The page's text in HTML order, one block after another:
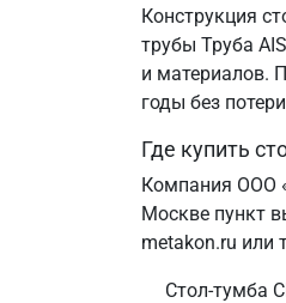
Конструкция
трубы Труба
и материалов.
годы без
Где купить
Компания ООО
Москве пункт
metakon.ru или
Стол-тумба